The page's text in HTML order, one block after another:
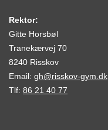
Rektor:
Gitte Horsbøl
Tranekærvej 70
8240 Risskov
Email: gh@risskov-gym.dk
Tlf: 86 21 40 77